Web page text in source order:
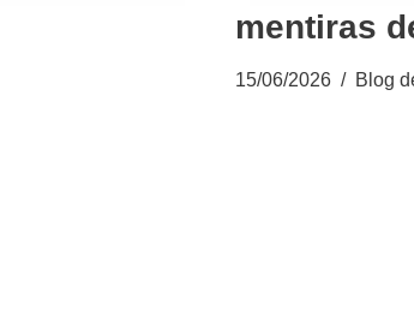
mentiras
15/06/2026 Blog